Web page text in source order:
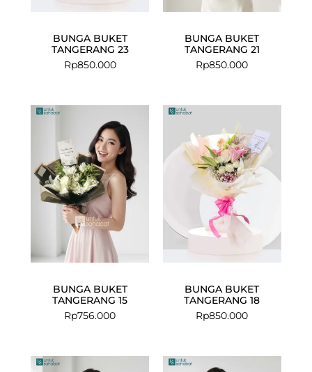
BUNGA BUKET
TANGERANG 23
Rp850.000
BUNGA BUKET
TANGERANG 21
Rp850.000
BUNGA BUKET
TANGERANG 15
Rp756.000
BUNGA BUKET
TANGERANG 18
Rp850.000